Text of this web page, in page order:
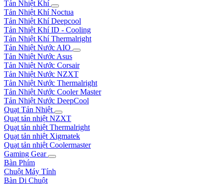
Tản Nhiệt Khí
Tản Nhiệt Khí Noctua
Tản Nhiệt Khí Deepcool
Tản Nhiệt Khí ID - Cooling
Tản Nhiệt Khí Thermalright
Tản Nhiệt Nước AIO
Tản Nhiệt Nước Asus
Tản Nhiệt Nước Corsair
Tản Nhiệt Nước NZXT
Tản Nhiệt Nước Thermalright
Tản Nhiệt Nước Cooler Master
Tản Nhiệt Nước DeepCool
Quạt Tản Nhiệt
Quạt tản nhiệt NZXT
Quạt tản nhiệt Thermalright
Quạt tản nhiệt Xigmatek
Quạt tản nhiệt Coolermaster
Gaming Gear
Bàn Phím
Chuột Máy Tính
Bàn Di Chuột